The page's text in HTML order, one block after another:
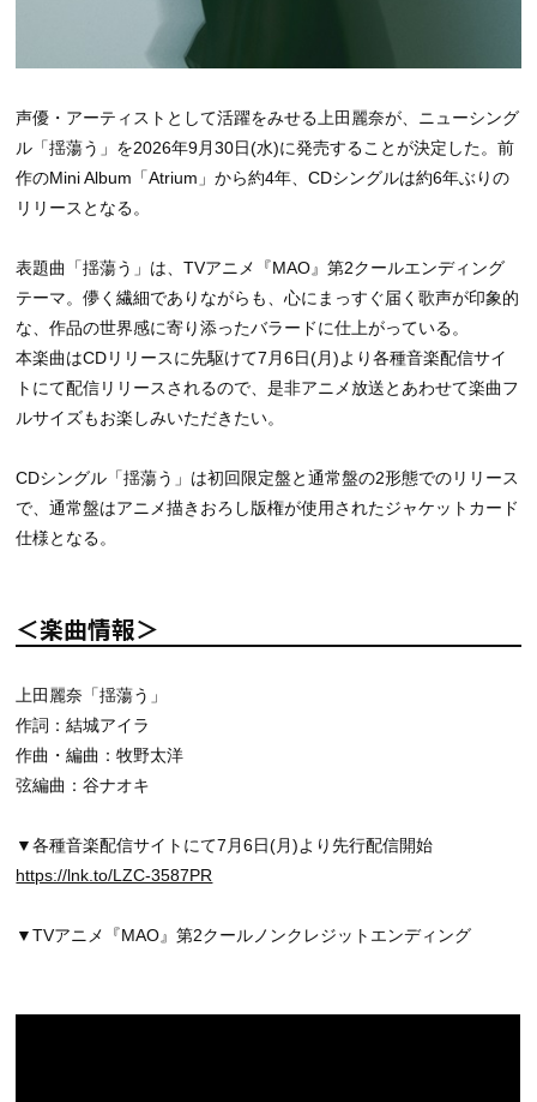
声優・アーティストとして活躍をみせる上田麗奈が、ニューシング
ル「揺蕩う」を2026年9月30日(水)に発売することが決定した。前
作のMini Album「Atrium」から約4年、CDシングルは約6年ぶりの
リリースとなる。
表題曲「揺蕩う」は、TVアニメ『MAO』第2クールエンディング
テーマ。儚く繊細でありながらも、心にまっすぐ届く歌声が印象的
な、作品の世界感に寄り添ったバラードに仕上がっている。
本楽曲はCDリリースに先駆けて7月6日(月)より各種音楽配信サイ
トにて配信リリースされるので、是非アニメ放送とあわせて楽曲フ
ルサイズもお楽しみいただきたい。
CDシングル「揺蕩う」は初回限定盤と通常盤の2形態でのリリース
で、通常盤はアニメ描きおろし版権が使用されたジャケットカード
仕様となる。
＜楽曲情報＞
上田麗奈「揺蕩う」
作詞：結城アイラ
作曲・編曲：牧野太洋
弦編曲：谷ナオキ
▼各種音楽配信サイトにて7月6日(月)より先行配信開始
https://lnk.to/LZC-3587PR
▼TVアニメ『MAO』第2クールノンクレジットエンディング